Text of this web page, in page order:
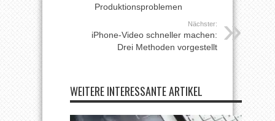
Produktionsproblemen
Nächster:
iPhone-Video schneller machen:
Drei Methoden vorgestellt
WEITERE INTERESSANTE ARTIKEL